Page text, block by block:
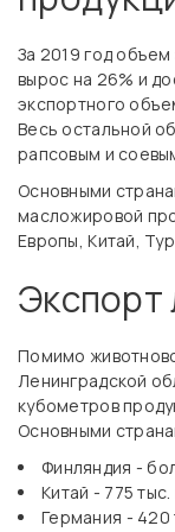
За 2019 год
вырос на 26% и
экспортного
Весь остальной
рапсовым и
Основными
масложировой
Европы, Китай,
Экспорт
Помимо
Ленинградской
кубометров
Основными
Финляндия -
Китай - 775
Германия - 420